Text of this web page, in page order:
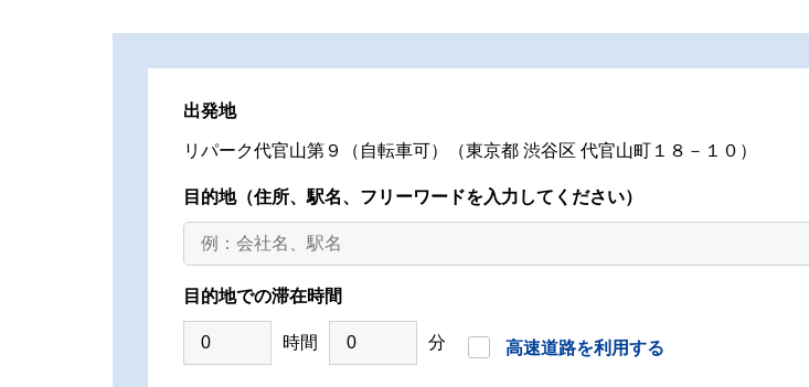
出発地
リパーク代官山第９（自転車可）（東京都 渋谷区 代官山町１８－１０）
目的地（住所、駅名、フリーワードを入力してください）
目的地での滞在時間
時間 分 高速道路を利用する